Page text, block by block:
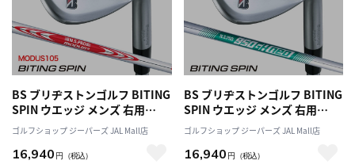
BS ブリヂストンゴルフ BITING
SPIN ウエッジ メンズ 右用
N.S.PRO MODUS TOUR105 ス
チールシャフト 2024年モデル
日本正規品
ゴルフショップ ジーパーズ JAL Mall店
16,940 円 （税込）
BS ブリヂストンゴルフ BITING
SPIN ウエッジ メンズ 右用
N.S.PRO 950GH neo スチール
シャフト 2024年モデル 日本正
規品
ゴルフショップ ジーパーズ JAL Mall店
16,940 円 （税込）